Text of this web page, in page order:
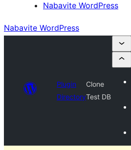
Nabavite WordPress
Nabavite WordPress
Plugin
Directory
Clone
Test DB